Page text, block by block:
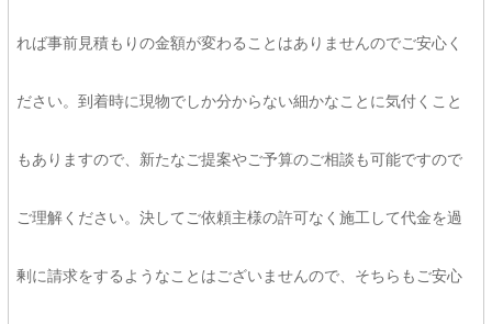
れば事前見積もりの金額が変わることはありませんのでご安心く
ださい。到着時に現物でしか分からない細かなことに気付くこと
もありますので、新たなご提案やご予算のご相談も可能ですので
ご理解ください。決してご依頼主様の許可なく施工して代金を過
剰に請求をするようなことはございませんので、そちらもご安心